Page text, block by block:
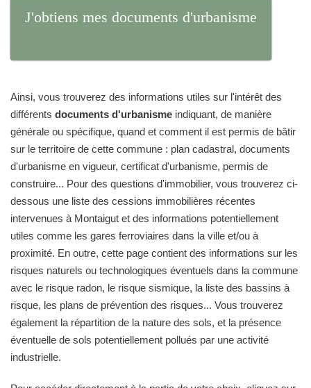
J'obtiens mes documents d'urbanisme
Ainsi, vous trouverez des informations utiles sur l'intérêt des
différents documents d'urbanisme indiquant, de manière
générale ou spécifique, quand et comment il est permis de bâtir
sur le territoire de cette commune : plan cadastral, documents
d'urbanisme en vigueur, certificat d'urbanisme, permis de
construire... Pour des questions d'immobilier, vous trouverez ci-
dessous une liste des cessions immobilières récentes
intervenues à Montaigut et des informations potentiellement
utiles comme les gares ferroviaires dans la ville et/ou à
proximité. En outre, cette page contient des informations sur les
risques naturels ou technologiques éventuels dans la commune
avec le risque radon, le risque sismique, la liste des bassins à
risque, les plans de prévention des risques... Vous trouverez
également la répartition de la nature des sols, et la présence
éventuelle de sols potentiellement pollués par une activité
industrielle.